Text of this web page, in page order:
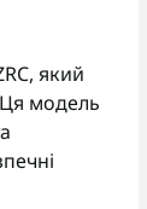
який
Ця модель